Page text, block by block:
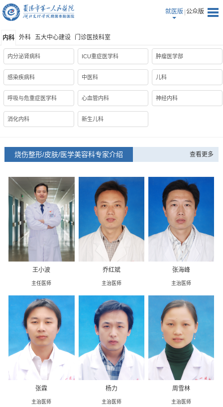
就医版 公众版
内科 外科 五大中心建设 门诊医技科室
内分泌肾病科 ICU重症医学科 肿瘤医学部
感染疾病科 中医科 儿科
呼吸与危重症医学科 心血管内科 神经内科
消化内科 新生儿科
烧伤整形/皮肤/医学美容科专家介绍 查看更多
王小波
主任医师
乔红斌
主治医师
张海峰
主治医师
张霖
主治医师
杨力
主治医师
周雪林
主治医师